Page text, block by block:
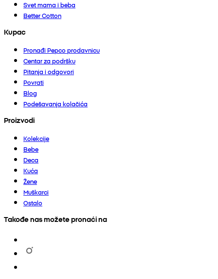
Svet mama i beba
Better Cotton
Kupac
Pronađi Pepco prodavnicu
Centar za podršku
Pitanja i odgovori
Povrati
Blog
Podešavanja kolačića
Proizvodi
Kolekcije
Bebe
Deca
Kuća
Žene
Muškarci
Ostalo
Takođe nas možete pronaći na